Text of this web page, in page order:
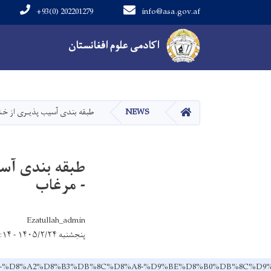
اکادمی علوم افغانستان
info@asa.gov.af
+93(0) 202201279
Main navigation
HOME
NEWS طبقه بندی آسیب پذیـری از
طبقه بندی
- مرغاب
Ezatullah_admin
پنجشنبه ۱۴۰۵/۲/۲۴ - ۹:۱۴